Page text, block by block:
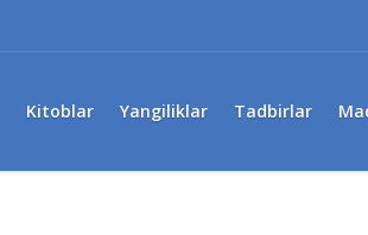
Kitoblar Yangiliklar Tadbirlar